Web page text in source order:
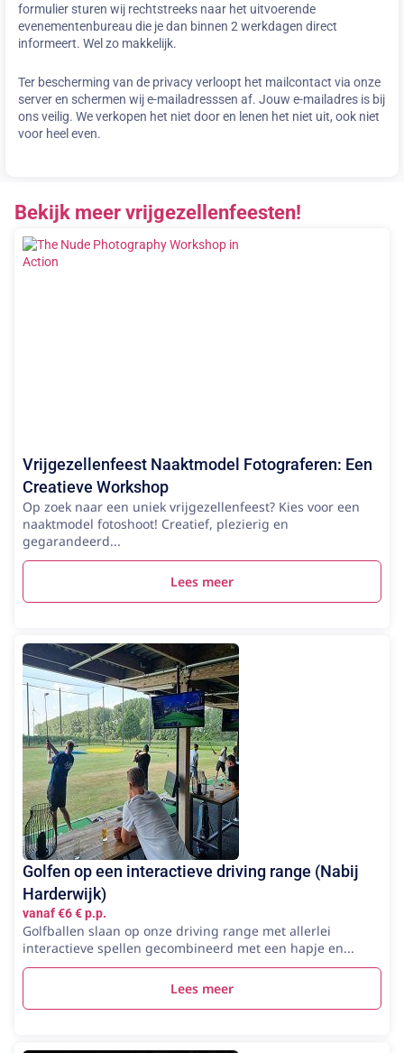
formulier sturen wij rechtstreeks naar het uitvoerende
evenementenbureau die je dan binnen 2 werkdagen direct
informeert. Wel zo makkelijk.
Ter bescherming van de privacy verloopt het mailcontact via onze
server en schermen wij e-mailadresssen af. Jouw e-mailadres is bij
ons veilig. We verkopen het niet door en lenen het niet uit, ook niet
voor heel even.
Bekijk meer vrijgezellenfeesten!
Vrijgezellenfeest Naaktmodel Fotograferen: Een
Creatieve Workshop
Op zoek naar een uniek vrijgezellenfeest? Kies voor een
naaktmodel fotoshoot! Creatief, plezierig en
gegarandeerd...
Lees meer
Golfen op een interactieve driving range (Nabij
Harderwijk)
vanaf €6 € p.p.
Golfballen slaan op onze driving range met allerlei
interactieve spellen gecombineerd met een hapje en...
Lees meer